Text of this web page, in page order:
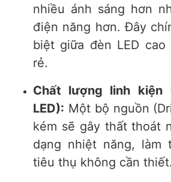
nhiều ánh sáng hơn
điện năng hơn. Đây
biệt giữa đèn LED
rẻ.
Chất lượng linh kiện
LED): Một bộ nguồn
kém sẽ gây thất thoát
dạng nhiệt năng, làm
tiêu thụ không cần thiết.